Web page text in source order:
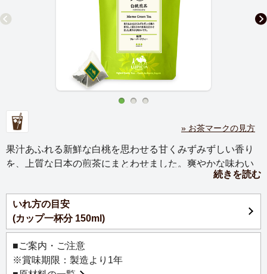
» お茶マークの見方
果汁あふれる新鮮な白桃を思わせる甘くみずみずしい香り
を、上質な日本の煎茶にまとわせました。爽やかな味わい
は、アイスティーにもおすすめです。手軽にお楽しみいた
だけるティーバッグです。
続きを読む
いれ方の目安
(カップ一杯分 150ml)
■ご案内・ご注意
※賞味期限：製造より1年